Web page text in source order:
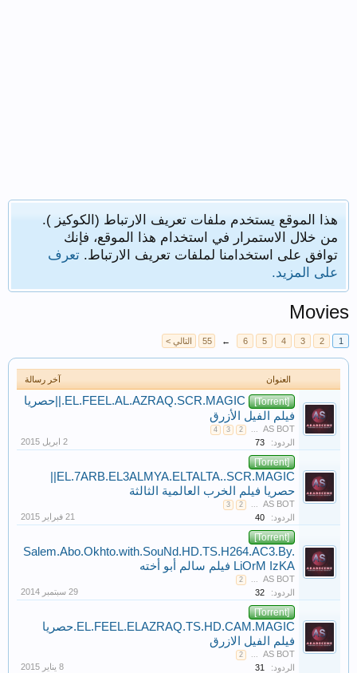
هذا الموقع يستخدم ملفات تعريف الارتباط (الكوكيز ).
من خلال الاستمرار في استخدام هذا الموقع، فإنك
توافق على استخدامنا لملفات تعريف الارتباط. تعرف
على المزيد.
Movies
1
2
3
4
5
6
←
55 التالي >
العنوان آخر رسالة
[Torrent]
EL.FEEL.AL.AZRAQ.SCR.MAGIC.||حصريا
فيلم الفيل الأزرق
AS BOT
...
2
3
4
الردود: 73
[Torrent]
حصريا فيلم الخرب العالمية الثالثة
AS BOT
...
2
3
الردود: 40
[Torrent]
Salem.Abo.Okhto.with.SouNd.HD.TS.H264.AC3.By.
LiOrM IzKA فيلم سالم أبو أخته
AS BOT
...
2
الردود: 32
[Torrent]
EL.FEEL.ELAZRAQ.TS.HD.CAM.MAGIC.حصريا
فيلم الفيل الازرق
AS BOT
...
2
الردود: 31